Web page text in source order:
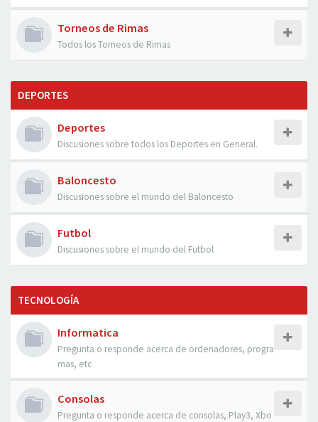
Torneos de Rimas
Todos los Torneos de Rimas
DEPORTES
Deportes
Discusiones sobre todos los Deportes en General.
Baloncesto
Discusiones sobre el mundo del Baloncesto
Futbol
Discusiones sobre el mundo del Futbol
TECNOLOGÍA
Informatica
Pregunta o responde acerca de ordenadores, progra
mas, etc
Consolas
Pregunta o responde acerca de consolas, Play3, Xbo